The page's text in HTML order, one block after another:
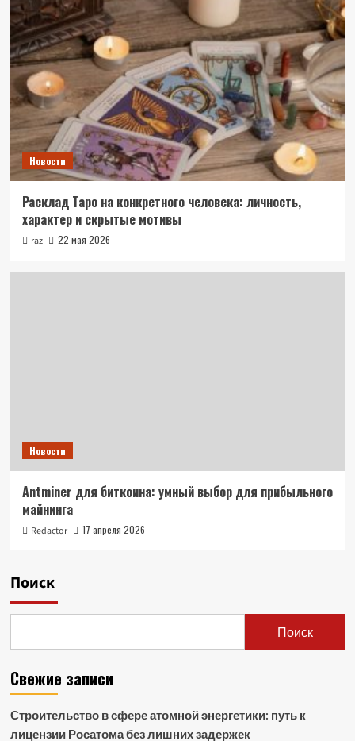
Новости
Расклад Таро на конкретного человека: личность,
характер и скрытые мотивы
raz 22 мая 2026
Новости
Antminer для биткоина: умный выбор для прибыльного
майнинга
Redactor 17 апреля 2026
Поиск
Поиск
Свежие записи
Строительство в сфере атомной энергетики: путь к
лицензии Росатома без лишних задержек